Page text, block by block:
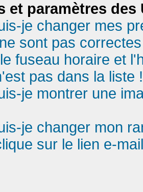
et paramètres
je changer mes
sont pas
fuseau horaire et
pas dans la liste !
je montrer une
je changer mon
sur le lien e-